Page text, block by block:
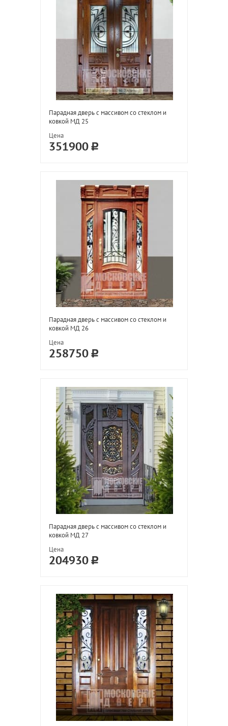
Парадная дверь с массивом со стеклом и
ковкой МД 25
Цена
351900
Парадная дверь с массивом со стеклом и
ковкой МД 26
Цена
258750
Парадная дверь с массивом со стеклом и
ковкой МД 27
Цена
204930